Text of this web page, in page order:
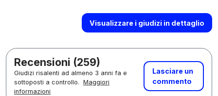
Visualizzare i giudizi in dettaglio
Recensioni (259)
Giudizi risalenti ad almeno 3 anni fa e
sottoposti a controllo. Maggiori
informazioni
Lasciare un
commento